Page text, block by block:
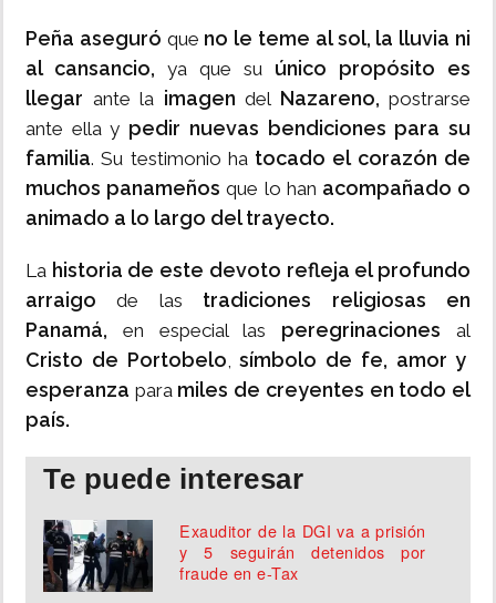
Peña aseguró que no le teme al sol, la lluvia ni
al cansancio, ya que su único propósito es
llegar ante la imagen del Nazareno, postrarse
ante ella y pedir nuevas bendiciones para su
familia. Su testimonio ha tocado el corazón de
muchos panameños que lo han acompañado o
animado a lo largo del trayecto.
La historia de este devoto refleja el profundo
arraigo de las tradiciones religiosas en
Panamá, en especial las peregrinacionesal
Cristo de Portobelo,símbolo de fe, amor y
esperanza para miles de creyentes en todo el
país.
Te puede interesar
Exauditor de la DGI va a prisión
y 5 seguirán detenidos por
fraude en e-Tax